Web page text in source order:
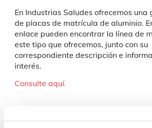
En Industrias Saludes ofrecemos
de placas de matrícula de aluminio.
enlace pueden encontrar la línea de
este tipo que ofrecemos, junto con su
correspondiente descripción e
interés.
Consulte aquí.